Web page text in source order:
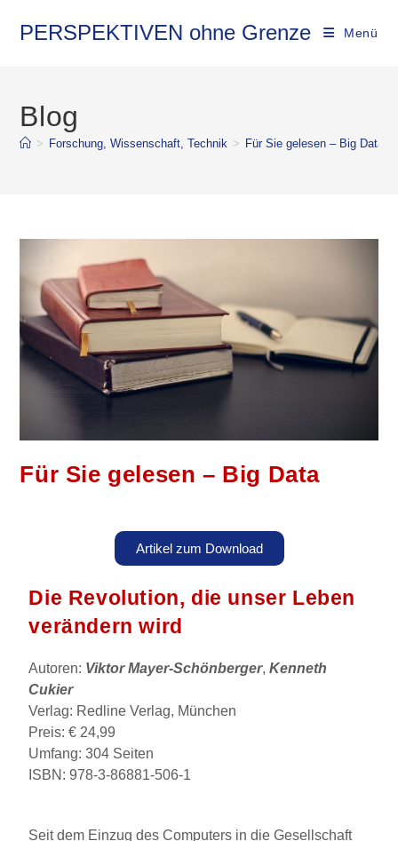
PERSPEKTIVEN ohne Grenze Menü
Blog
> Forschung, Wissenschaft, Technik > Für Sie gelesen – Big Data
Für Sie gelesen – Big Data
Artikel zum Download
Die Revolution, die unser Leben
verändern wird
Autoren: Viktor Mayer-Schönberger,Kenneth
Cukier
Verlag: Redline Verlag, München
Preis: € 24,99
Umfang: 304 Seiten
ISBN: 978-3-86881-506-1
Seit dem Einzug des Computers in die Gesellschaft